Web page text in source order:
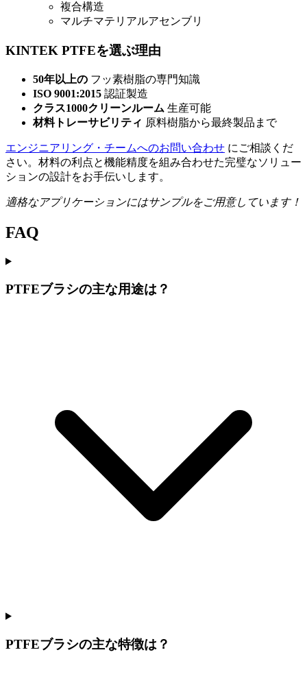
複合構造
マルチマテリアルアセンブリ
KINTEK PTFEを選ぶ理由
50年以上の フッ素樹脂の専門知識
ISO 9001:2015 認証製造
クラス1000クリーンルーム 生産可能
材料トレーサビリティ 原料樹脂から最終製品まで
エンジニアリング・チームへのお問い合わせ にご相談くだ
さい。材料の利点と機能精度を組み合わせた完璧なソリュー
ションの設計をお手伝いします。
適格なアプリケーションにはサンプルをご用意しています！
FAQ
PTFEブラシの主な用途は？
PTFEブラシの主な特徴は？